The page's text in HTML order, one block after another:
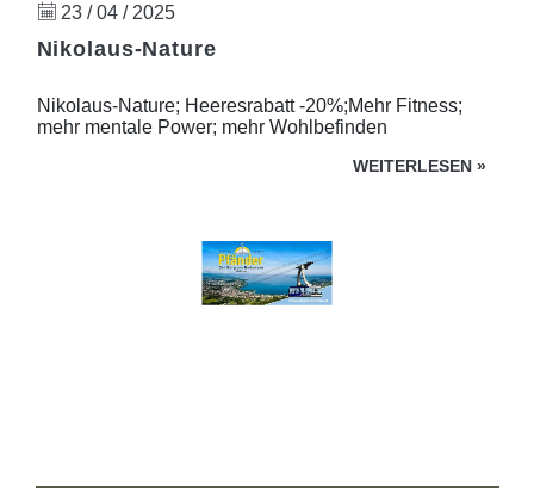
23 / 04 / 2025
Nikolaus-Nature
Nikolaus-Nature; Heeresrabatt -20%;Mehr Fitness;
mehr mentale Power; mehr Wohlbefinden
WEITERLESEN »